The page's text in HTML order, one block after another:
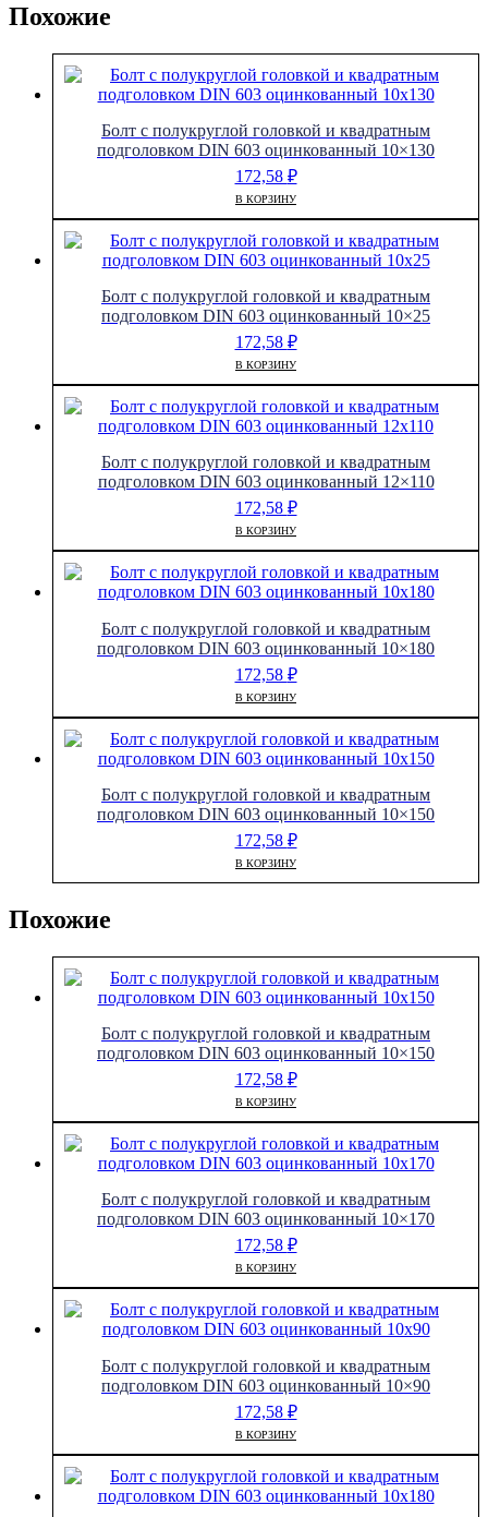
и
оцинкованный
Похожие
Болт с полукруглой головкой и квадратным
подголовком DIN 603 оцинкованный 10×130
172,58 ₽
В КОРЗИНУ
Болт с полукруглой головкой и квадратным
подголовком DIN 603 оцинкованный 10×25
172,58 ₽
В КОРЗИНУ
Болт с полукруглой головкой и квадратным
подголовком DIN 603 оцинкованный 12×110
172,58 ₽
В КОРЗИНУ
Болт с полукруглой головкой и квадратным
подголовком DIN 603 оцинкованный 10×180
172,58 ₽
В КОРЗИНУ
Болт с полукруглой головкой и квадратным
подголовком DIN 603 оцинкованный 10×150
172,58 ₽
В КОРЗИНУ
Похожие
Болт с полукруглой головкой и квадратным
подголовком DIN 603 оцинкованный 10×150
172,58 ₽
В КОРЗИНУ
Болт с полукруглой головкой и квадратным
подголовком DIN 603 оцинкованный 10×170
172,58 ₽
В КОРЗИНУ
Болт с полукруглой головкой и квадратным
подголовком DIN 603 оцинкованный 10×90
172,58 ₽
В КОРЗИНУ